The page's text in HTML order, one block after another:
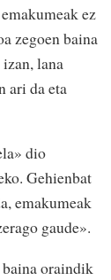
ez
zegoen baina
lana
ari da eta
dio
Gehienbat
emakumeak
gaude».
oraindik